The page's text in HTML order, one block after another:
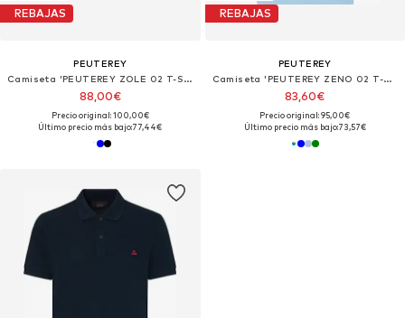
REBAJAS
PEUTEREY
Camiseta 'PEUTEREY ZOLE 02 T-SHIRT'
88,00€
Precio original: 100,00€
Último precio más bajo:77,44€
REBAJAS
PEUTEREY
Camiseta 'PEUTEREY ZENO 02 T-Shirt e Polo'
83,60€
Precio original: 95,00€
Último precio más bajo:73,57€